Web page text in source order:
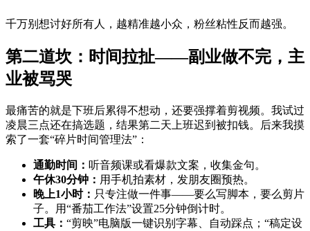
千万别想讨好所有人，越精准越小众，粉丝粘性反而越强。
第二道坎：时间拉扯——副业做不完，主
业被骂哭
最痛苦的就是下班后累得不想动，还要强撑着剪视频。我试过
凌晨三点还在搞选题，结果第二天上班迟到被扣钱。后来我摸
索了一套“碎片时间管理法”：
通勤时间： 听音频课或看爆款文案，收集金句。
午休30分钟： 用手机拍素材，发朋友圈预热。
晚上1小时： 只专注做一件事——要么写脚本，要么剪片
子。用“番茄工作法”设置25分钟倒计时。
工具： “剪映”电脑版一键识别字幕、自动踩点；“稿定设